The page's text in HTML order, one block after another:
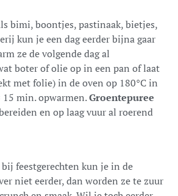
bimi, boontjes, pastinaak, bietjes,
kun je een dag eerder bijna gaar
ze de volgende dag al
boter of olie op in een pan of laat
met folie) in de oven op 180°C in
15 min. opwarmen.Groentepuree
en op laag vuur al roerend
feestgerechten kun je in de
niet eerder, dan worden ze te zuur